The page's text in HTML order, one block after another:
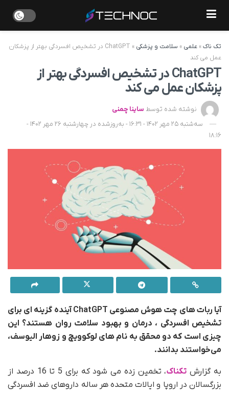
تک ناک» علمی » سلامت و پزشکی »
ChatGPT در تشخیص افسردگی بهتر از پزشکان
عمل می کند
ChatGPT در تشخیص افسردگی بهتر از
پزشکان عمل می کند
نوشته شده توسط ساینا چمنی
سه‌شنبه 25 مهر 1402 - 16:31 - به‌روزشده در چهارشنبه 26 مهر 1402 -
18:16
آیا ربات های چت هوش مصنوعی ChatGPT آینده گزینه ای برای
تشخیص افسردگی ، درمان و بهبود سلامت روان هستند؟ این
چیزی است که دو محقق به نام های لوکوویچ و زوهار الیوسف،
می‌خواستند بدانند.
به گزارش تکناک
، تخمین زده می شود که برای 5 تا 16 درصد از
بزرگسالان در اروپا و ایالات متحده هر ساله داروهای ضد افسردگی